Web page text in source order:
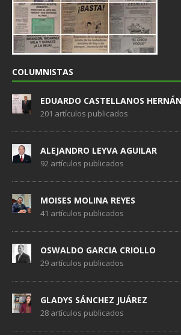
COLUMNISTAS
EDUARDO CASTELLANOS
201 artículos publicados
ALEJANDRO LEYVA AGUILAR
92 artículos publicados
MOISES MOLINA REYES
41 artículos publicados
OSWALDO GARCIA CRIOLLO
29 artículos publicados
GLADYS SÁNCHEZ JUÁREZ
28 artículos publicados